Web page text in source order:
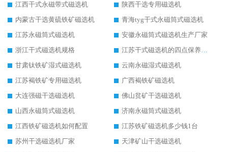
江西干式永磁带式磁选机
陕西干选专用磁选机
内蒙古干选黄硫铁矿磁选机
青海tyg干式永磁筒式磁选机
江苏永磁筒式磁选机
安徽永磁筒式磁选机生产厂家
浙江干式磁选机规格
江苏干式磁选机的四点保养秘籍
甘肃钛铁矿湿式磁选机
云南永磁湿式磁选机
江苏褐铁矿专用磁选机
广西褐铁矿磁选机
大连强磁干选磁选机
佛山贫矿干选磁选机
山西永磁筒式磁选机
济南永磁筒式磁选机
江西铁矿磁选机如何配置
江苏铁矿磁选机多少钱1台
苏州干选磁选机厂家
天津矿山干选磁选机